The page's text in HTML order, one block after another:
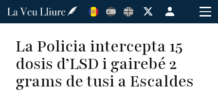
Vés
Menú
de
de
usuario
La Policia intercepta 15
dosis d’LSD i gairebé 2
grams de tusi a Escaldes